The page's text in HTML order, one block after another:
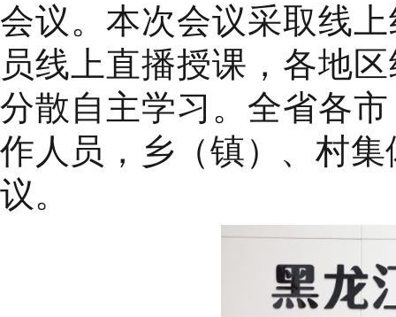
会议。本次会议采取线
员线上直播授课，各地
分散自主学习。全省各
作人员，乡（镇）、村
议。